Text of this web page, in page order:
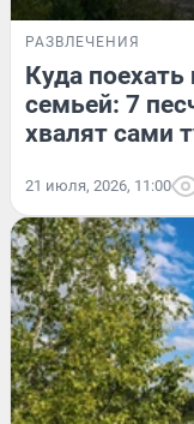
РАЗВЛЕЧЕНИЯ
Куда
семьей: 7
хвалят сами
21 июля, 2026, 11:00